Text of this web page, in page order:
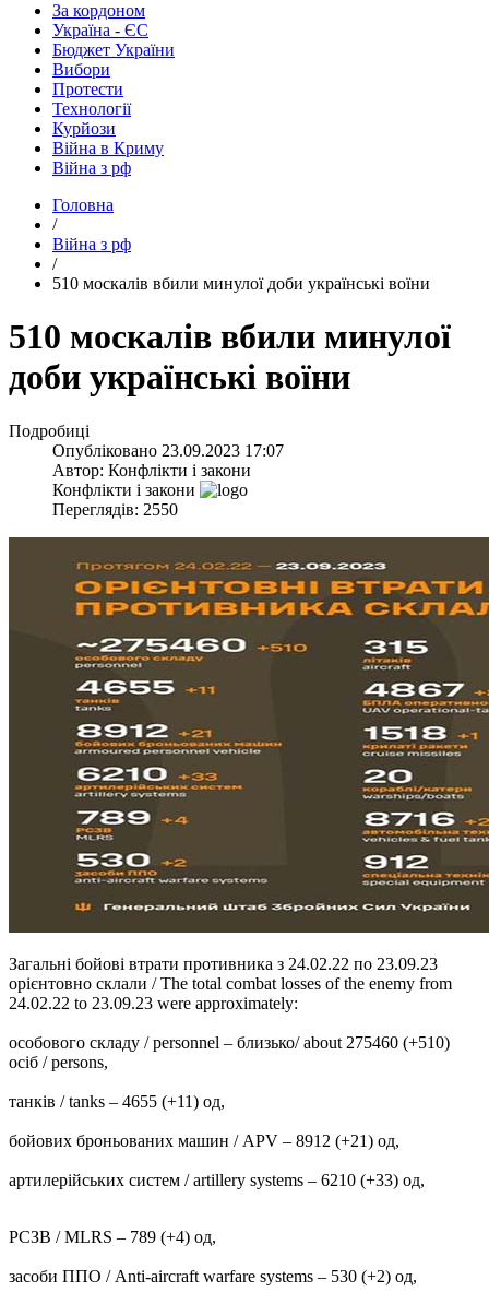
За кордоном
Україна - ЄС
Бюджет України
Вибори
Протести
Технології
Курйози
Війна в Криму
Війна з рф
Головна
/
Війна з рф
/
​510 москалів вбили минулої доби українські воїни
​510 москалів вбили минулої
доби українські воїни
Подробиці
Опубліковано 23.09.2023 17:07
Автор: Конфлікти і закони
Конфлікти і закони
Переглядів: 2550
Загальні бойові втрати противника з 24.02.22 по 23.09.23
орієнтовно склали / The total combat losses of the enemy from
24.02.22 to 23.09.23 were approximately:
особового складу / personnel ‒ близько/ about 275460 (+510)
осіб / persons,
танків / tanks ‒ 4655 (+11) од,
бойових броньованих машин / APV ‒ 8912 (+21) од,
артилерійських систем / artillery systems – 6210 (+33) од,
РСЗВ / MLRS – 789 (+4) од,
засоби ППО / Anti-aircraft warfare systems ‒ 530 (+2) од,